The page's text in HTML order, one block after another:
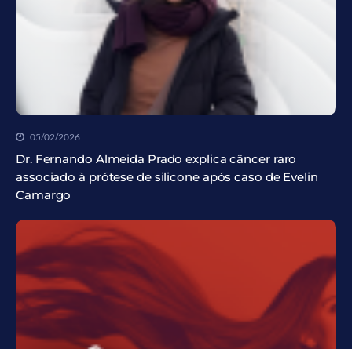
05/02/2026
Dr. Fernando Almeida Prado explica câncer raro
associado à prótese de silicone após caso de Evelin
Camargo